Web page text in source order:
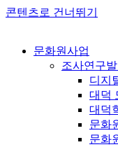
콘텐츠로 건너뛰기
문화원사업
조사연구
디지
대덕
대덕
문화
문화